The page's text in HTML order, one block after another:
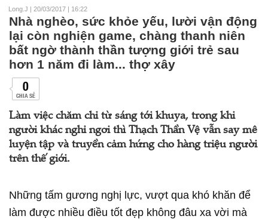
Long.J | 20/03/2017 | 16:22
Nhà nghèo, sức khỏe yếu, lười vận động
lại còn nghiện game, chàng thanh niên
bất ngờ thành thần tượng giới trẻ sau
hơn 1 năm đi làm... thợ xây
0
CHIA SẺ
Làm việc chăm chỉ từ sáng tới khuya, trong khi
người khác nghỉ ngơi thì Thạch Thần Vệ vẫn say mê
luyện tập và truyền cảm hứng cho hàng triệu người
trên thế giới.
Những tấm gương nghị lực, vượt qua khó khăn để
làm được nhiều điều tốt đẹp không đâu xa vời mà